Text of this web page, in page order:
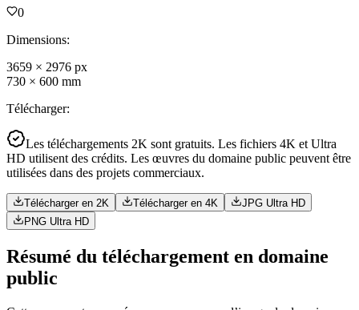
0
Dimensions:
3659 × 2976 px
730 × 600 mm
Télécharger:
Les téléchargements 2K sont gratuits. Les fichiers 4K et Ultra
HD utilisent des crédits. Les œuvres du domaine public peuvent être
utilisées dans des projets commerciaux.
Télécharger en 2K Télécharger en 4K
JPG Ultra HD
PNG Ultra HD
Résumé du téléchargement en domaine
public